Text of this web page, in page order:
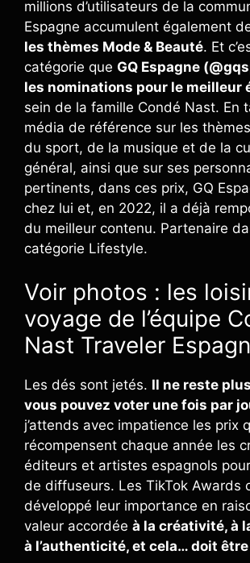
millions d’utilisateurs de la
Espagne accumulent également
les thèmes Mode & Beauté. Et
catégorie que GQ Espagne
les nominations pour le meilleur
sein de la famille Condé Nast. En
média de référence sur les
du sport, de la musique et de la
général, ainsi que sur ses
pertinents, dans ces prix, GQ
chez lui et, en 2022, il a déjà
du meilleur contenu. Partenaire
catégorie Lifestyle.
Voir photos : les
voyage de l’équipe
Nast Traveler
Les dés sont jetés. Il ne reste
vous pouvez voter une fois par
j’attends avec impatience les prix
récompensent chaque année les
éditeurs et artistes espagnols
de diffuseurs. Les TikTok Awards
développé leur importance en
valeur accordée à la créativité, à
à l’authenticité, et cela… doit